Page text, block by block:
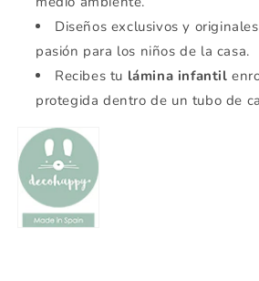
Diseños exclusivos y
pasión para los niños de la casa.
Recibes tu lámina infantil
protegida dentro de un tubo de